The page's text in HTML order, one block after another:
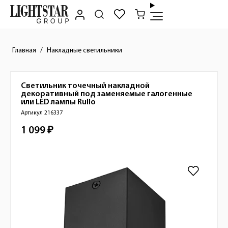
Главная Накладные светильники
Краткое описание товара
Изображения товара
Светильник точечный накладной
декоративный под заменяемые галогенные
или LED лампы Rullo
Артикул 216337
Стоимость товара
1 099 ₽